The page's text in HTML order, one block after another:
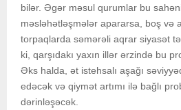
bilər. Əgər məsul qurumlar bu
məsləhətləşmələr apararsa, boş və
torpaqlarda səmərəli aqrar siyasət
ki, qarşıdakı yaxın illər ərzində bu
Əks halda, ət istehsalı aşağı
edəcək və qiymət artımı ilə bağlı
dərinləşəcək.